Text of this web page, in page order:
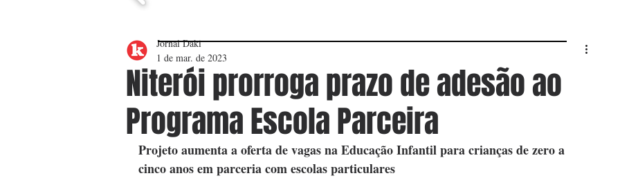
Niterói prorroga prazo de adesão ao
Programa Escola Parceira
Jornal Daki
1 de mar. de 2023
Projeto aumenta a oferta de vagas na Educação Infantil para crianças de zero a
cinco anos em parceria com escolas particulares